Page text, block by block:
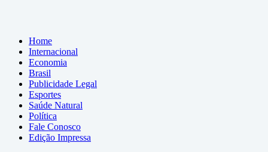
Home
Internacional
Economia
Brasil
Publicidade Legal
Esportes
Saúde Natural
Política
Fale Conosco
Edição Impressa